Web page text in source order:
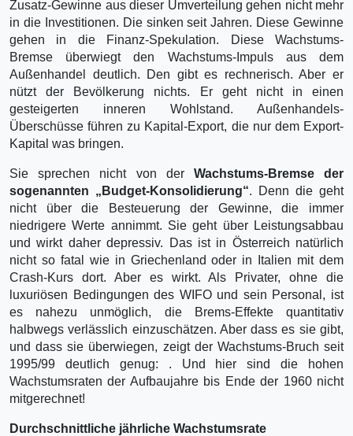
Zusatz-Gewinne aus dieser Umverteilung gehen nicht mehr
in die Investitionen. Die sinken seit Jahren. Diese Gewinne
gehen in die Finanz-Spekulation. Diese Wachstums-
Bremse überwiegt den Wachstums-Impuls aus dem
Außenhandel deutlich. Den gibt es rechnerisch. Aber er
nützt der Bevölkerung nichts. Er geht nicht in einen
gesteigerten inneren Wohlstand. Außenhandels-
Überschüsse führen zu Kapital-Export, die nur dem Export-
Kapital was bringen.
Sie sprechen nicht von der Wachstums-Bremse der
sogenannten „Budget-Konsolidierung“. Denn die geht
nicht über die Besteuerung der Gewinne, die immer
niedrigere Werte annimmt. Sie geht über Leistungsabbau
und wirkt daher depressiv. Das ist in Österreich natürlich
nicht so fatal wie in Griechenland oder in Italien mit dem
Crash-Kurs dort. Aber es wirkt. Als Privater, ohne die
luxuriösen Bedingungen des WIFO und sein Personal, ist
es nahezu unmöglich, die Brems-Effekte quantitativ
halbwegs verlässlich einzuschätzen. Aber dass es sie gibt,
und dass sie überwiegen, zeigt der Wachstums-Bruch seit
1995/99 deutlich genug: . Und hier sind die hohen
Wachstumsraten der Aufbaujahre bis Ende der 1960 nicht
mitgerechnet!
Durchschnittliche jährliche Wachstumsrate